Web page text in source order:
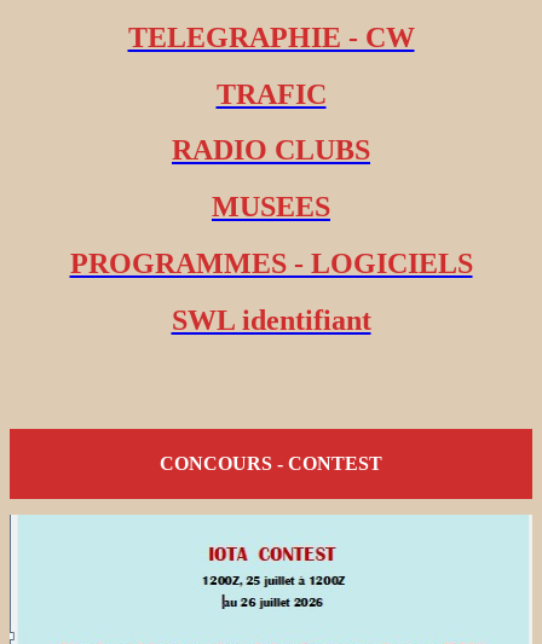
TELEGRAPHIE - CW
TRAFIC
RADIO CLUBS
MUSEES
PROGRAMMES - LOGICIELS
SWL identifiant
CONCOURS - CONTEST